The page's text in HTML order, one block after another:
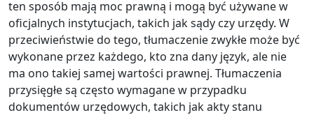
ten sposób mają moc prawną i mogą być używane w
oficjalnych instytucjach, takich jak sądy czy urzędy. W
przeciwieństwie do tego, tłumaczenie zwykłe może być
wykonane przez każdego, kto zna dany język, ale nie
ma ono takiej samej wartości prawnej. Tłumaczenia
przysięgłe są często wymagane w przypadku
dokumentów urzędowych, takich jak akty stanu